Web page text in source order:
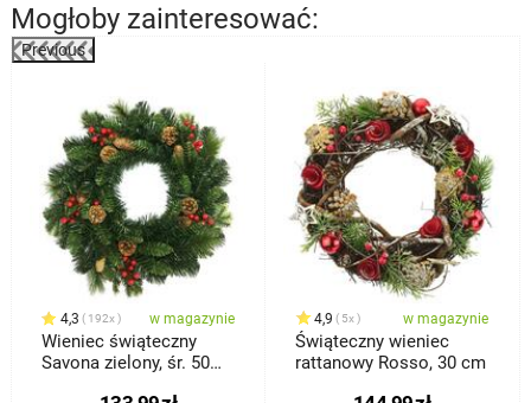
Mogłoby zainteresować:
Previous
4,3 192x w magazynie
Wieniec świąteczny
Savona zielony, śr. 50
4,9 5x w magazynie
Świąteczny wieniec
rattanowy Rosso, 30 cm